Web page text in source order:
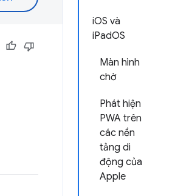
iOS và
iPadOS
Màn hình
chờ
Phát hiện
PWA trên
các nền
tảng di
động của
Apple